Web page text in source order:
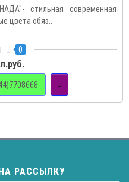
стильная современная
цвета обяз..
0
РАССЫЛКУ